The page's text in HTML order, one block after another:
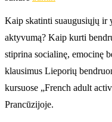
Kaip skatinti suaugusiųjų ir
aktyvumą? Kaip kurti
stiprina socialinę, emocinę
klausimus Lieporių
kursuose „French adult
Prancūzijoje.